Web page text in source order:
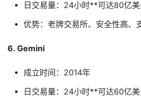
日交易量：24小时**可达80亿
优势：老牌交易所、安全性高、
6. Gemini
成立时间：2014年
日交易量：24小时**可达60亿